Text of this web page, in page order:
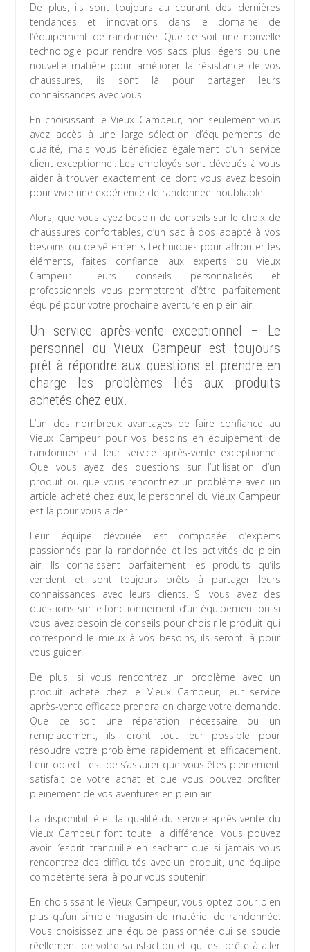
De plus, ils sont toujours au courant des dernières
tendances et innovations dans le domaine de
l’équipement de randonnée. Que ce soit une nouvelle
technologie pour rendre vos sacs plus légers ou une
nouvelle matière pour améliorer la résistance de vos
chaussures, ils sont là pour partager leurs
connaissances avec vous.
En choisissant le Vieux Campeur, non seulement vous
avez accès à une large sélection d’équipements de
qualité, mais vous bénéficiez également d’un service
client exceptionnel. Les employés sont dévoués à vous
aider à trouver exactement ce dont vous avez besoin
pour vivre une expérience de randonnée inoubliable.
Alors, que vous ayez besoin de conseils sur le choix de
chaussures confortables, d’un sac à dos adapté à vos
besoins ou de vêtements techniques pour affronter les
éléments, faites confiance aux experts du Vieux
Campeur. Leurs conseils personnalisés et
professionnels vous permettront d’être parfaitement
équipé pour votre prochaine aventure en plein air.
Un service après-vente exceptionnel – Le
personnel du Vieux Campeur est toujours
prêt à répondre aux questions et prendre en
charge les problèmes liés aux produits
achetés chez eux.
L’un des nombreux avantages de faire confiance au
Vieux Campeur pour vos besoins en équipement de
randonnée est leur service après-vente exceptionnel.
Que vous ayez des questions sur l’utilisation d’un
produit ou que vous rencontriez un problème avec un
article acheté chez eux, le personnel du Vieux Campeur
est là pour vous aider.
Leur équipe dévouée est composée d’experts
passionnés par la randonnée et les activités de plein
air. Ils connaissent parfaitement les produits qu’ils
vendent et sont toujours prêts à partager leurs
connaissances avec leurs clients. Si vous avez des
questions sur le fonctionnement d’un équipement ou si
vous avez besoin de conseils pour choisir le produit qui
correspond le mieux à vos besoins, ils seront là pour
vous guider.
De plus, si vous rencontrez un problème avec un
produit acheté chez le Vieux Campeur, leur service
après-vente efficace prendra en charge votre demande.
Que ce soit une réparation nécessaire ou un
remplacement, ils feront tout leur possible pour
résoudre votre problème rapidement et efficacement.
Leur objectif est de s’assurer que vous êtes pleinement
satisfait de votre achat et que vous pouvez profiter
pleinement de vos aventures en plein air.
La disponibilité et la qualité du service après-vente du
Vieux Campeur font toute la différence. Vous pouvez
avoir l’esprit tranquille en sachant que si jamais vous
rencontrez des difficultés avec un produit, une équipe
compétente sera là pour vous soutenir.
En choisissant le Vieux Campeur, vous optez pour bien
plus qu’un simple magasin de matériel de randonnée.
Vous choisissez une équipe passionnée qui se soucie
réellement de votre satisfaction et qui est prête à aller